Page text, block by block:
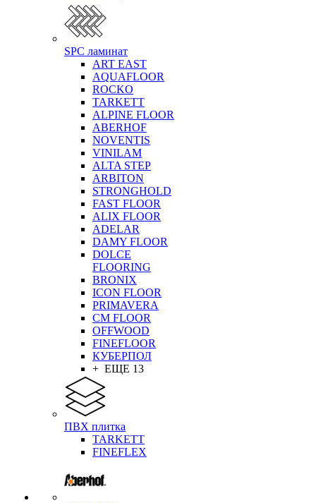
SPC ламинат
ART EAST
AQUAFLOOR
ROCKO
TARKETT
ALPINE FLOOR
ABERHOF
NOVENTIS
VINILAM
ALTA STEP
ARBITON
STRONGHOLD
FAST FLOOR
ALIX FLOOR
ADELAR
DAMY FLOOR
DOLCE
FLOORING
BRONIX
ICON FLOOR
PRIMAVERA
CM FLOOR
OFFWOOD
FINEFLOOR
КУБЕРПОЛ
+ ЕЩЕ 13
ПВХ плитка
TARKETT
FINEFLEX